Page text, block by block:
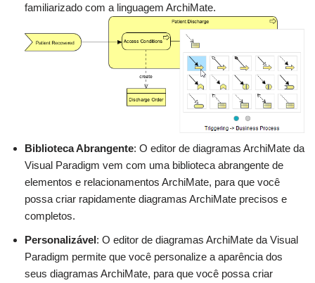
familiarizado com a linguagem ArchiMate.
Biblioteca Abrangente: O editor de diagramas ArchiMate da
Visual Paradigm vem com uma biblioteca abrangente de
elementos e relacionamentos ArchiMate, para que você
possa criar rapidamente diagramas ArchiMate precisos e
completos.
Personalizável: O editor de diagramas ArchiMate da Visual
Paradigm permite que você personalize a aparência dos
seus diagramas ArchiMate, para que você possa criar